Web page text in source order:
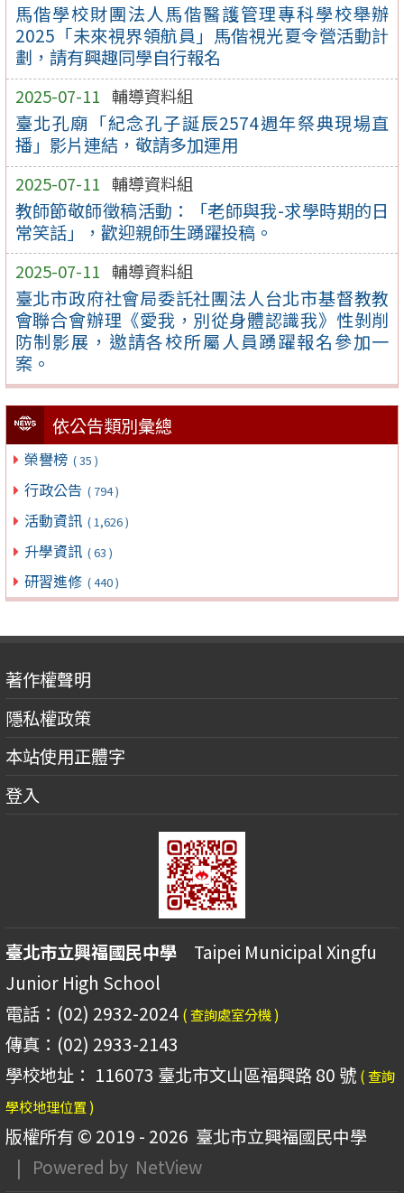
馬偕學校財團法人馬偕醫護管理專科學校舉辦
2025「未來視界領航員」馬偕視光夏令營活動計
劃，請有興趣同學自行報名
2025-07-11 輔導資料組
臺北孔廟「紀念孔子誕辰2574週年祭典現場直
播」影片連結，敬請多加運用
2025-07-11 輔導資料組
教師節敬師徵稿活動：「老師與我-求學時期的日
常笑話」，歡迎親師生踴躍投稿。
2025-07-11 輔導資料組
臺北市政府社會局委託社團法人台北市基督教教
會聯合會辦理《愛我，別從身體認識我》性剝削
防制影展，邀請各校所屬人員踴躍報名參加一
案。
依公告類別彙總
榮譽榜 ( 35 )
行政公告 ( 794 )
活動資訊 ( 1,626 )
升學資訊 ( 63 )
研習進修 ( 440 )
著作權聲明
隱私權政策
本站使用正體字
登入
臺北市立興福國民中學 Taipei Municipal Xingfu
Junior High School
電話：(02) 2932-2024 ( 查詢處室分機 )
傳真：(02) 2933-2143
學校地址： 116073 臺北市文山區福興路 80 號 ( 查詢
學校地理位置 )
版權所有 © 2019 - 2026 臺北市立興福國民中學
| Powered by NetView